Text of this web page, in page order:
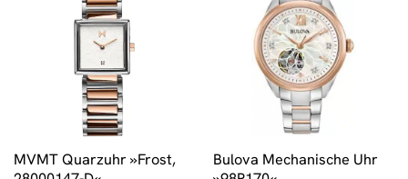
MVMT Quarzuhr »Frost,
Bulova Mechanische Uhr